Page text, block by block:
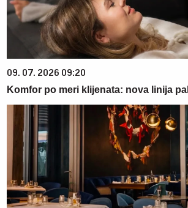
09. 07. 2026 09:20
Komfor po meri klijenata: nova linija